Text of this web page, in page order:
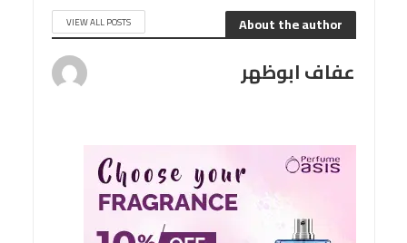
About the author
VIEW ALL POSTS
عفاف ابوظهر